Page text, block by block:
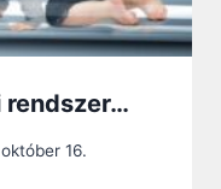
rendszer…
16.